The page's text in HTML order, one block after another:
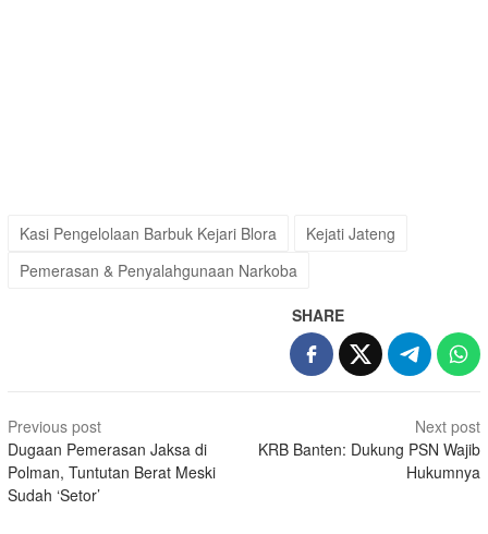
Kasi Pengelolaan Barbuk Kejari Blora
Kejati Jateng
Pemerasan & Penyalahgunaan Narkoba
SHARE
Post
navigation
Previous post
Dugaan Pemerasan Jaksa di
Polman, Tuntutan Berat Meski
Sudah ‘Setor’
Next post
KRB Banten: Dukung PSN Wajib
Hukumnya